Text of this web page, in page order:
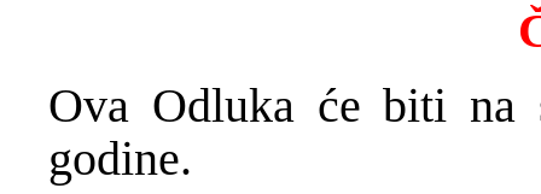
Ova Odluka će biti na
godine.